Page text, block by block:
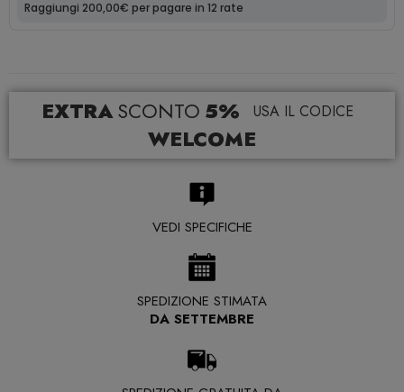
EXTRASCONTO 5% USA IL CODICE
WELCOME
VEDI SPECIFICHE
SPEDIZIONE STIMATA
DA SETTEMBRE